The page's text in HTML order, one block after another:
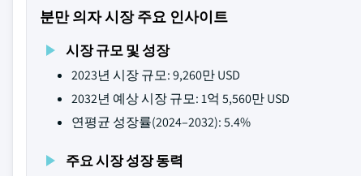
분만 의자 시장 주요 인사이트
시장 규모 및 성장
2023년 시장 규모: 9,260만 USD
2032년 예상 시장 규모: 1억 5,560만 USD
연평균 성장률(2024–2032): 5.4%
주요 시장 성장 동력